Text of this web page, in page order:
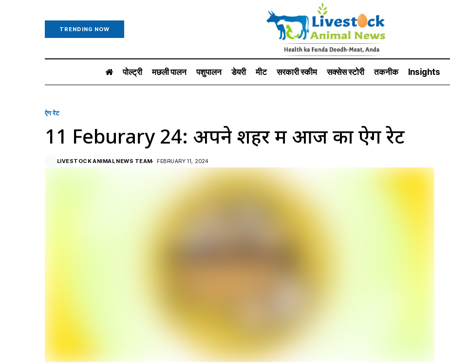
TRENDING NOW
पोल्ट्री मछली पालन पशुपालन डेयरी मीट सरकारी स्की‍म सक्सेस स्टो‍री तकनीक Insights
ऐग रेट
11 Feburary 24: अपने शहर में आज का ऐग रेट
LIVESTOCK ANIMAL NEWS TEAM FEBRUARY 11, 2024